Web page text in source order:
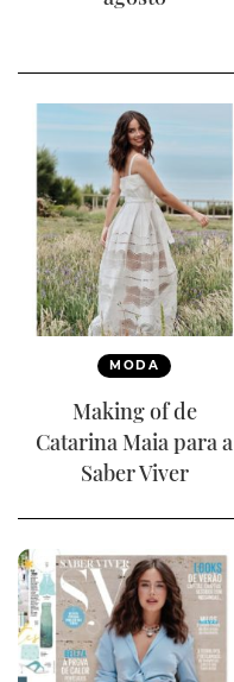
MODA
Making of de
Catarina Maia para a
Saber Viver